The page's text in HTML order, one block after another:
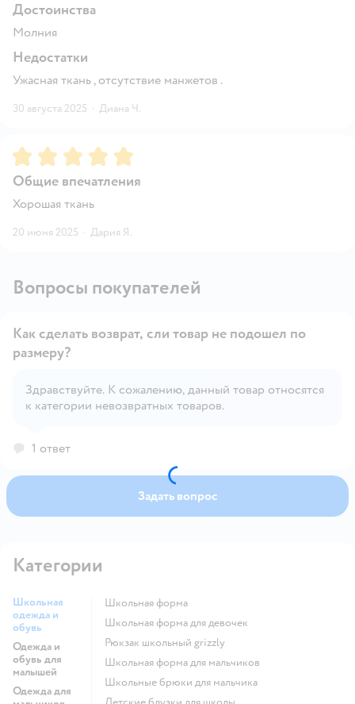
Достоинства
Молния
Недостатки
Ужасная ткань , отсутствие манжетов .
30 августа 2025 · Диана Ч.
Рейтинг:5
Общие впечатления
Хорошая ткань
20 июня 2025 · Дария Я.
Вопросы покупателей
Открыть вопрос
Как сделать возврат, сли товар не подошел по
размеру?
Здравствуйте. К сожалению, данный товар относятся
к категории невозвратных товаров.
1 ответ
Задать вопрос
Категории
Школьная
одежда и
обувь
Одежда и
обувь для
малышей
Одежда для
Школьная форма
Школьная форма для девочек
Рюкзак школьный grizzly
Школьная форма для мальчиков
Школьные брюки для мальчика